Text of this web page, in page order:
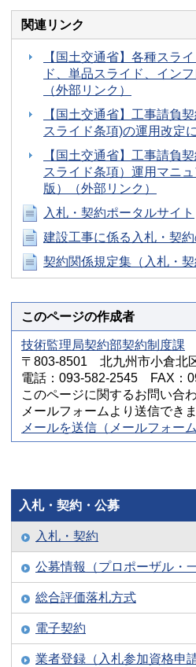
関連リンク
【国土交通省】各種スラ
ド、単品スライド、イン
（外部リンク）
【国土交通省】工事請負
スライド条項)の運用改定
【国土交通省】工事請負
スライド条項）運用マニ
版）（外部リンク）
入札・契約ポータルサイト
建設工事に係る入札・契
契約関係規定集（入札・契
このページの作成者
技術監理局契約部契約制度課
〒803-8501 北九州市小倉北
電話：093-582-2545 FAX：
このページに関するお問い合
メールフォームより送信できま
メールを送信（メールフォーム
入札・契約・公募
入札・契約
公募情報（プロポーザル・
総合評価落札方式
電子契約
業者登録（入札参加資格申請